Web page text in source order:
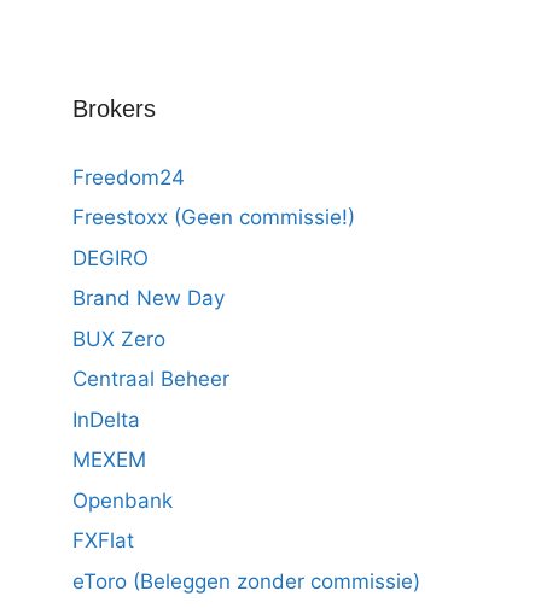
Brokers
Freedom24
Freestoxx (Geen commissie!)
DEGIRO
Brand New Day
BUX Zero
Centraal Beheer
InDelta
MEXEM
Openbank
FXFlat
eToro (Beleggen zonder commissie)